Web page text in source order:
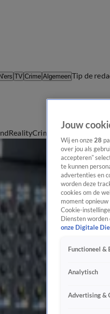
TV Crime AlgemeenTip de
RealityCrime
verhalen uit de wereld
Jouw
Wij en onze 28
over jou als
accepteren”
te kunnen
advertenties en
worden deze
cookies om de
moment
Cookie-
Diensten worden
onze Digitale
Functioneel &
Analytisch
Advertising &